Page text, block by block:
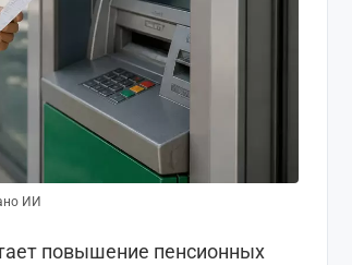
ИИ
повышение пенсионных